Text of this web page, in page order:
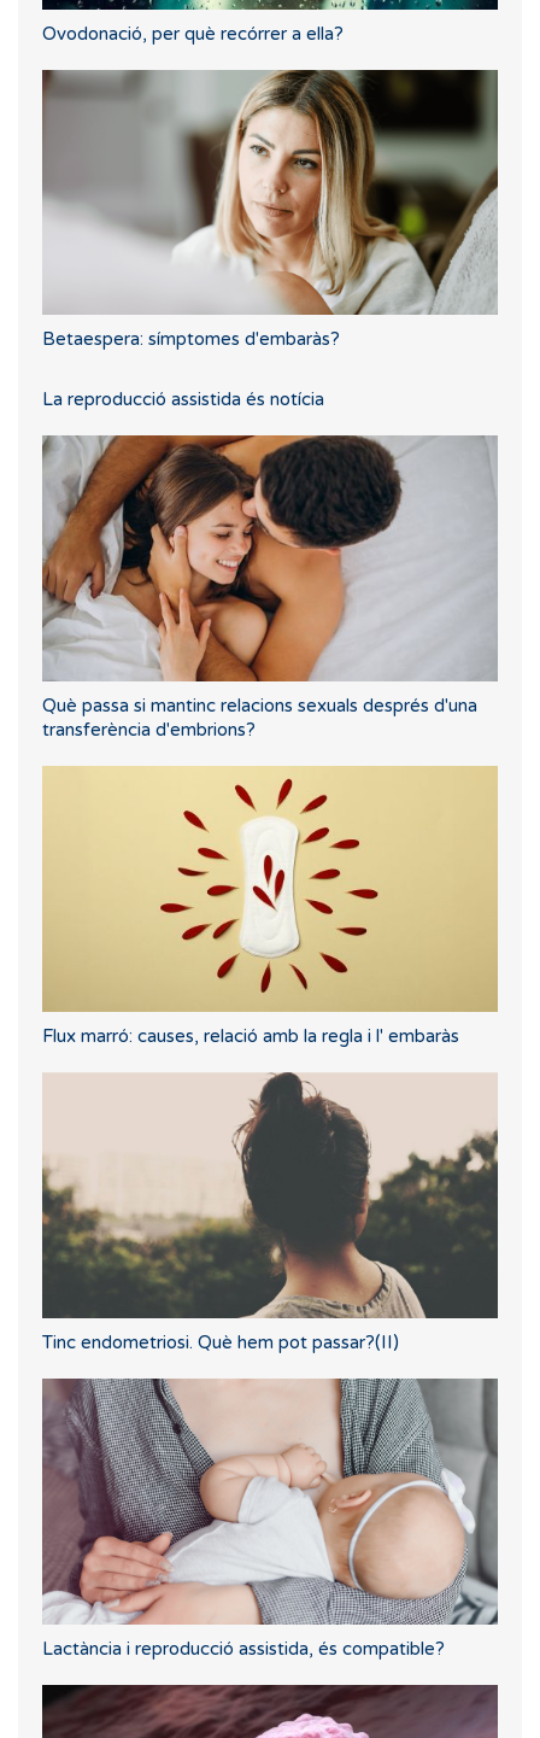
Ovodonació, per què recórrer a ella?
Betaespera: símptomes d'embaràs?
La reproducció assistida és notícia
Què passa si mantinc relacions sexuals després d'una
transferència d'embrions?
Flux marró: causes, relació amb la regla i l' embaràs
Tinc endometriosi. Què hem pot passar?(II)
Lactància i reproducció assistida, és compatible?